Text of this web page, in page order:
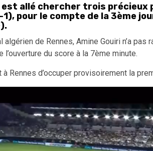
est allé chercher trois précieux
pour le compte de la 3ème
algérien de Rennes, Amine Gouiri n’a
l’ouverture du score à la 7ème minute.
Rennes d’occuper provisoirement la